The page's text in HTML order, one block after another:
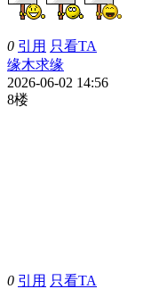
0 引用 只看TA
缘木求缘
2026-06-02 14:56
8楼
0 引用 只看TA